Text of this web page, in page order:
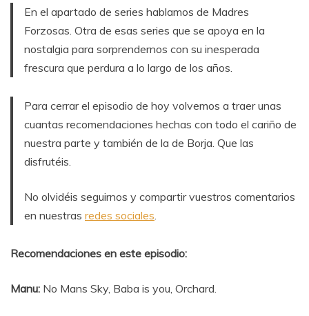
En el apartado de series hablamos de Madres
Forzosas. Otra de esas series que se apoya en la
nostalgia para sorprendernos con su inesperada
frescura que perdura a lo largo de los años.
Para cerrar el episodio de hoy volvemos a traer unas
cuantas recomendaciones hechas con todo el cariño de
nuestra parte y también de la de Borja. Que las
disfrutéis.
No olvidéis seguirnos y compartir vuestros comentarios
en nuestras redes sociales.
Recomendaciones en este episodio:
Manu: No Mans Sky, Baba is you, Orchard.